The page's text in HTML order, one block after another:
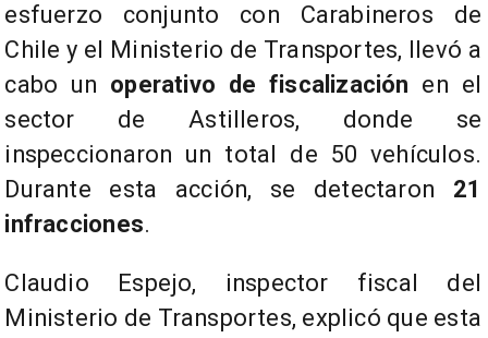
esfuerzo conjunto con Carabineros de
Chile y el Ministerio de Transportes, llevó a
cabo un operativo de fiscalización en el
sector de Astilleros, donde se
inspeccionaron un total de 50 vehículos.
Durante esta acción, se detectaron 21
infracciones.
Claudio Espejo, inspector fiscal del
Ministerio de Transportes, explicó que esta